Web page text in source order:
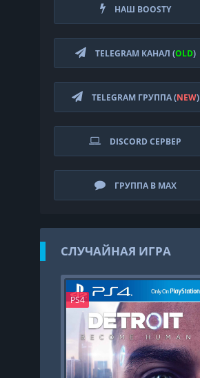
НАШ BOOSTY
TELEGRAM КАНАЛ (OLD)
TELEGRAM ГРУППА (NEW)
DISCORD СЕРВЕР
ГРУППА В MAX
СЛУЧАЙНАЯ ИГРА
PS4